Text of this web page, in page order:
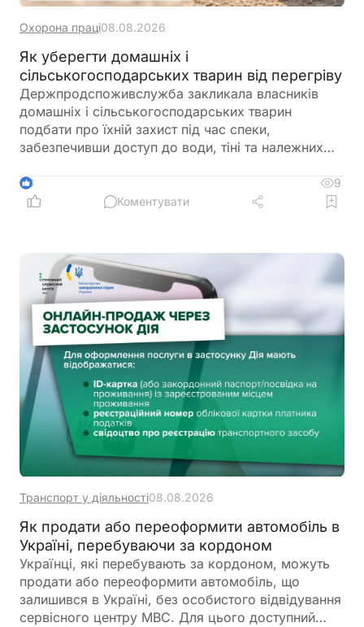
Охорона праці08.08.2026
Як уберегти домашніх і
сільськогосподарських тварин від перегріву
Держпродспоживслужба закликала власників
домашніх і сільськогосподарських тварин
подбати про їхній захист під час спеки,
забезпечивши доступ до води, тіні та належних
заборону залишати тварин у зачинених
автомобілях або на прив’язі під прямим сонячним
3
9
Коментувати
Транспорт у діяльності08.08.2026
Як продати або переоформити автомобіль в
Україні, перебуваючи за кордоном
Українці, які перебувають за кордоном, можуть
продати або переоформити автомобіль, що
залишився в Україні, без особистого відвідування
сервісного центру МВС. Для цього доступний